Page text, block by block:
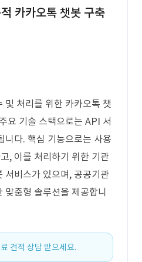
카카오톡 챗봇 구축
및 처리를 위한 카카오톡 챗
요 기술 스택으로는 API 서
니다. 핵심 기능으로는 사용
, 이를 처리하기 위한 기관
서비스가 있으며, 공공기관
맞춤형 솔루션을 제공합니
견적 상담 받으세요.